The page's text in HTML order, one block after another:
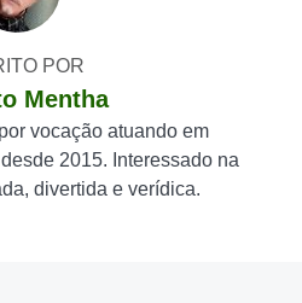
POR
Mentha
vocação atuando em
2015. Interessado na
divertida e verídica.